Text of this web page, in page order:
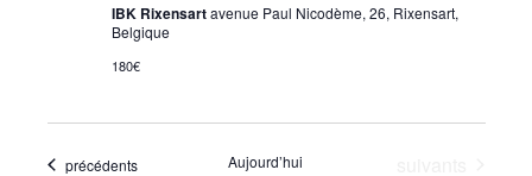
IBK Rixensartavenue Paul Nicodème, 26, Rixensart,
Belgique
180€
Évènements
précédents Aujourd’hui